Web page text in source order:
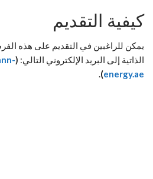
كيفية التقديم
يمكن للراغبين في التقديم على هذه
الذاتية إلى البريد الإلكتروني التالي: (
energy.ae
)